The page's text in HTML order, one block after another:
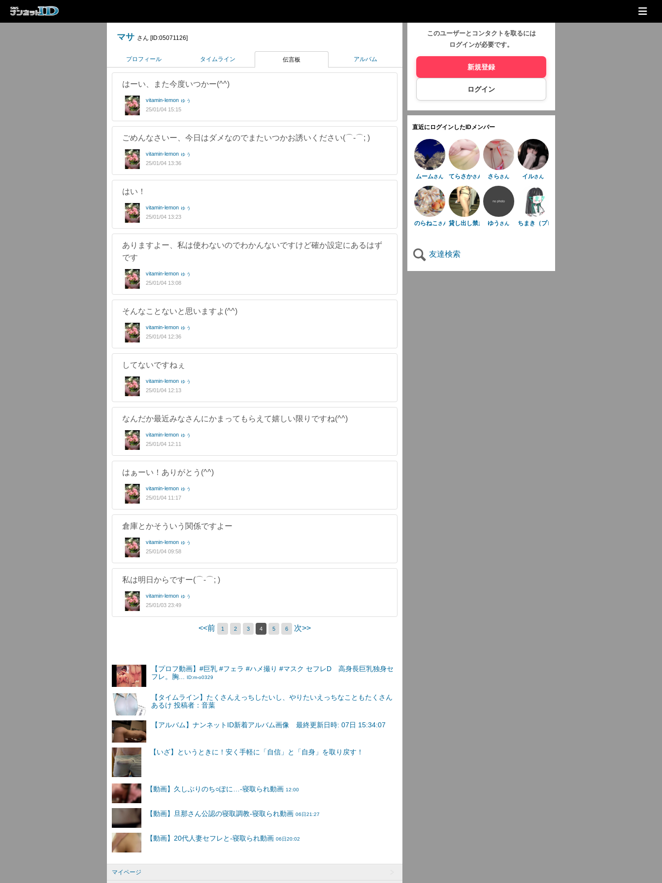
マサ さん [ID:05071126]
プロフィール タイムライン 伝言板 アルバム
はーい、また今度いつかー(^^)
vitamin-lemon ゅぅ
25/01/04 15:15
ごめんなさいー、今日はダメなのでまたいつかお誘いください(⌒-⌒; )
vitamin-lemon ゅぅ
25/01/04 13:36
はい！
vitamin-lemon ゅぅ
25/01/04 13:23
ありますよー、私は使わないのでわかんないですけど確か設定にあるはず
です
vitamin-lemon ゅぅ
25/01/04 13:08
そんなことないと思いますよ(^^)
vitamin-lemon ゅぅ
25/01/04 12:36
してないですねぇ
vitamin-lemon ゅぅ
25/01/04 12:13
なんだか最近みなさんにかまってもらえて嬉しい限りですね(^^)
vitamin-lemon ゅぅ
25/01/04 12:11
はぁーい！ありがとう(^^)
vitamin-lemon ゅぅ
25/01/04 11:17
倉庫とかそういう関係ですよー
vitamin-lemon ゅぅ
25/01/04 09:58
私は明日からですー(⌒-⌒; )
vitamin-lemon ゅぅ
25/01/03 23:49
<<前 1 2 3 4 5 6 次>>
【プロフ動画】#巨乳 #フェラ #ハメ撮り #マスク セフレD 高身長巨乳独身セ
フレ。胸...
ID:m-o0329
【タイムライン】たくさんえっちしたいし、やりたいえっちなこともたくさん
あるけ 投稿者：音葉
【アルバム】ナンネットID新着アルバム画像 最終更新日時: 07日 15:34:07
マイページ
このユーザーとコンタクトを取るには
ログインが必要です。
新規登録
ログイン
直近にログインしたIDメンバー
ムームさん てらさかさん さらさん イルさん
のらねこさん 貸し出し禁止です!（共有で使ってます）
ゆう さん ちまき（プロフ読んで！）
友達検索